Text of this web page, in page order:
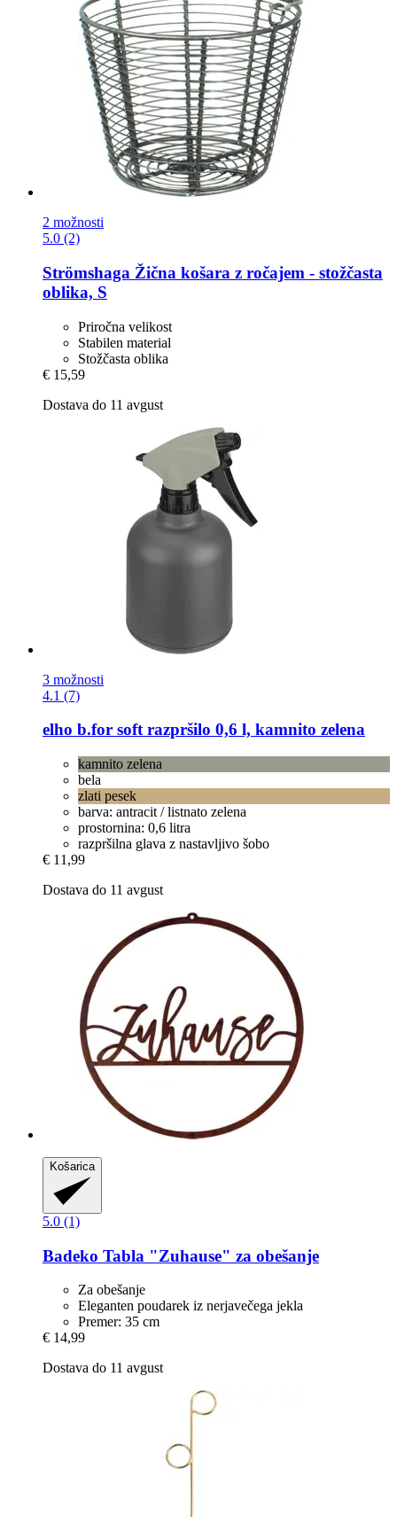
2 možnosti
5.0 (2)
Strömshaga Žična košara z ročajem -​ stožčasta
oblika, S
Priročna velikost
Stabilen material
Stožčasta oblika
€ 15,59
Dostava do 11 avgust
3 možnosti
4.1 (7)
elho b.for soft razpršilo 0,6 l, kamnito zelena
kamnito zelena
bela
zlati pesek
barva: antracit / listnato zelena
prostornina: 0,6 litra
razpršilna glava z nastavljivo šobo
€ 11,99
Dostava do 11 avgust
Košarica
5.0 (1)
Badeko Tabla "Zuhause" za obešanje
Za obešanje
Eleganten poudarek iz nerjavečega jekla
Premer: 35 cm
€ 14,99
Dostava do 11 avgust